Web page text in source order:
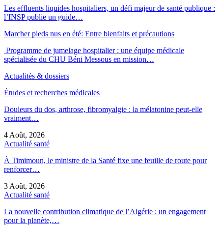
Les effluents liquides hospitaliers, un défi majeur de santé publique :
l’INSP publie un guide…
Marcher pieds nus en été: Entre bienfaits et précautions
Programme de jumelage hospitalier : une équipe médicale
spécialisée du CHU Béni Messous en mission…
Actualités & dossiers
Études et recherches médicales
Douleurs du dos, arthrose, fibromyalgie : la mélatonine peut-elle
vraiment…
4 Août, 2026
Actualité santé
À Timimoun, le ministre de la Santé fixe une feuille de route pour
renforcer…
3 Août, 2026
Actualité santé
La nouvelle contribution climatique de l’Algérie : un engagement
pour la planète,…